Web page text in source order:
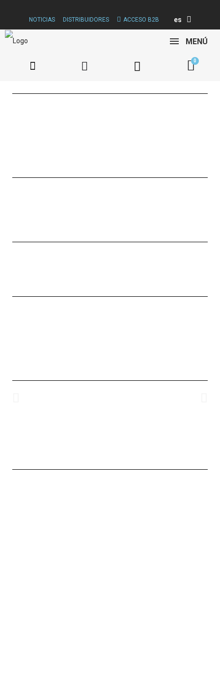
NOTICIAS DISTRIBUIDORES ACCESO B2B es
MENÚ